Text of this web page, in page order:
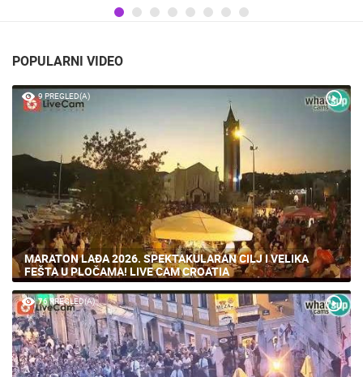
POPULARNI VIDEO
9 PREGLED(A)
MARATON LAĐA 2026. SPEKTAKULARAN CILJ I VELIKA
FEŠTA U PLOČAMA! LIVE CAM CROATIA
76 PREGLED(A)